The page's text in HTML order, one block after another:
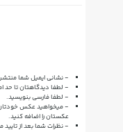
- نشانی ایمیل شما
- لطفا دیدگاهتان تا حد
- لطفا فارسی بنویسید.
- میخواهید عکس خودتان
عکستان را اضافه کنید.
- نظرات شما بعد از